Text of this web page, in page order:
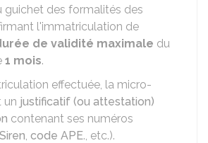
guichet des formalités des
l'immatriculation de
de validité maximale du
1 mois.
effectuée, la micro-
un justificatif (ou attestation)
contenant ses numéros
Siren, code APE., etc.).